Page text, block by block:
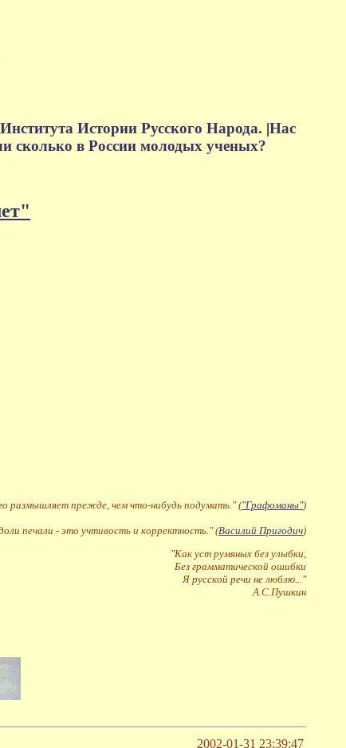
Истории Русского Народа. |Нас
сколько в России молодых ученых?
размышляет прежде, чем что-нибудь подумать." ("Графоманы")
печали - это учтивость и корректность." (Василий Пригодич)
"Как уст румяных без улыбки,
Без грамматической ошибки
Я русской речи не люблю..."
А.С.Пушкин
2002-01-31 23:39:47